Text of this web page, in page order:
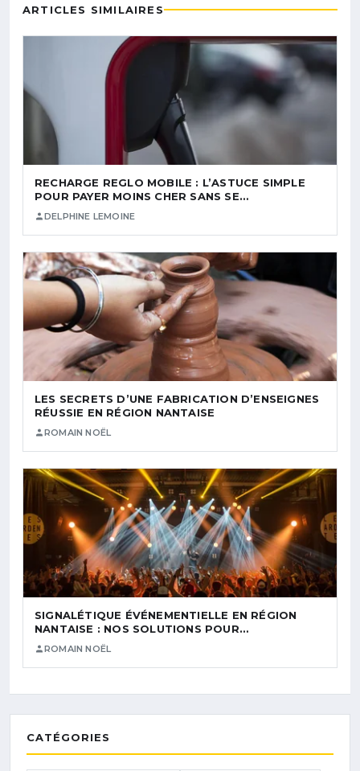
ARTICLES SIMILAIRES
RECHARGE REGLO MOBILE : L’ASTUCE SIMPLE
POUR PAYER MOINS CHER SANS SE…
DELPHINE LEMOINE
LES SECRETS D’UNE FABRICATION D’ENSEIGNES
RÉUSSIE EN RÉGION NANTAISE
ROMAIN NOËL
SIGNALÉTIQUE ÉVÉNEMENTIELLE EN RÉGION
NANTAISE : NOS SOLUTIONS POUR…
ROMAIN NOËL
CATÉGORIES